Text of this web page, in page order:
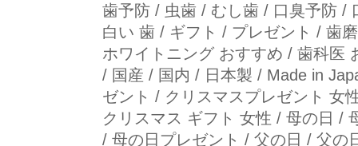
歯予防 / 虫歯 / むし歯 / 口臭予防 /
白い 歯 / ギフト / プレゼント / 歯
ホワイトニング おすすめ / 歯科医
/ 国産 / 国内 / 日本製 / Made in
ゼント / クリスマスプレゼント 女
クリスマス ギフト 女性 / 母の日 /
/ 母の日プレゼント / 父の日 / 父の